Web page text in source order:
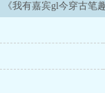
《我有嘉宾gl今穿古笔